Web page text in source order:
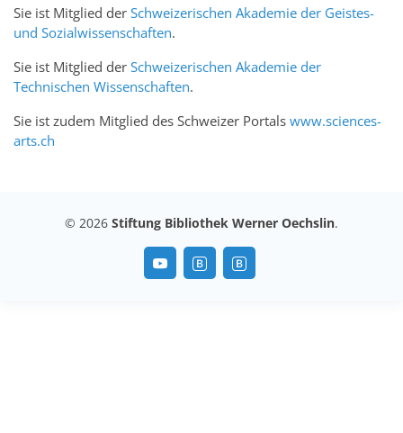
Sie ist Mitglied der Schweizerischen Akademie der Geistes-
und Sozialwissenschaften.
Sie ist Mitglied der Schweizerischen Akademie der
Technischen Wissenschaften.
Sie ist zudem Mitglied des Schweizer Portals www.sciences-
arts.ch
© 2026 Stiftung Bibliothek Werner Oechslin.